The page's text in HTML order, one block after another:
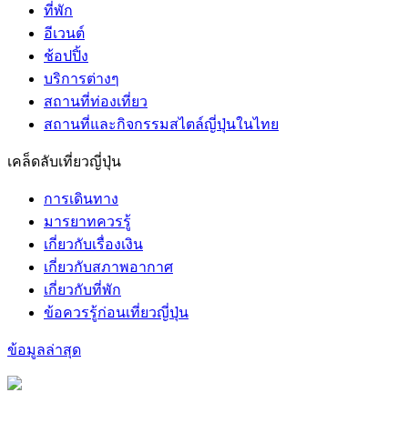
ที่พัก
อีเวนต์
ช้อปปิ้ง
บริการต่างๆ
สถานที่ท่องเที่ยว
สถานที่และกิจกรรมสไตล์ญี่ปุ่นในไทย
เคล็ดลับเที่ยวญี่ปุ่น
การเดินทาง
มารยาทควรรู้
เกี่ยวกับเรื่องเงิน
เกี่ยวกับสภาพอากาศ
เกี่ยวกับที่พัก
ข้อควรรู้ก่อนเที่ยวญี่ปุ่น
ข้อมูลล่าสุด